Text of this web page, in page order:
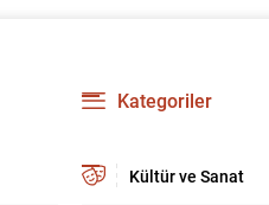
Kategoriler
Kültür ve Sanat